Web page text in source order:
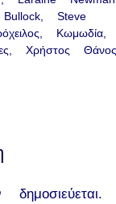
Steve
Κωμωδία
Χρήστος